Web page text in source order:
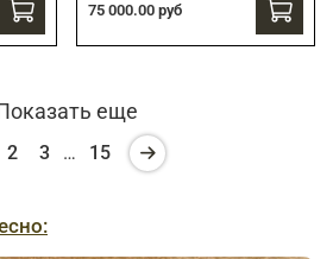
75 000.00 руб
еще
2 3 … 15